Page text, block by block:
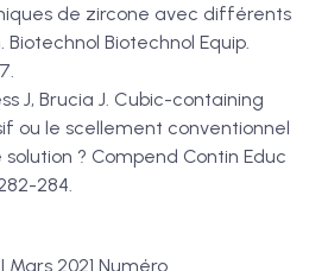
de zircone avec différents
Biotechnol Biotechnol Equip.
J, Brucia J. Cubic-containing
ou le scellement conventionnel
? Compend Contin Educ
284.
Mars 2021 Numéro